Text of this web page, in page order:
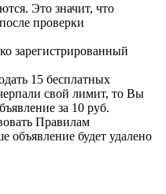
Это значит, что
проверки
зарегистрированный
15 бесплатных
свой лимит, то Вы
за 10 руб.
Правилам
объявление будет удалено